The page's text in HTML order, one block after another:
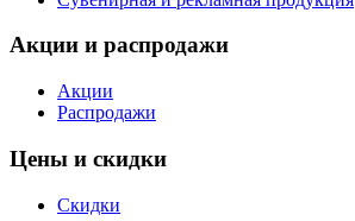
Акции и распродажи
Акции
Распродажи
Цены и скидки
Скидки